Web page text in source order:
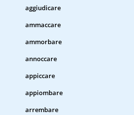
aggiudicare
ammaccare
ammorbare
annoccare
appiccare
appiombare
arrembare